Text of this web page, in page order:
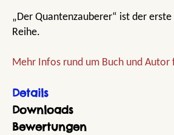
„Der Quantenzauberer“ ist der erste
Reihe.
Mehr Infos rund um Buch und Autor
Details
Downloads
Bewertungen